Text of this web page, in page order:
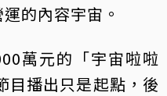
的內容宇宙。
萬元的「宇宙啦啦
目播出只是起點，後